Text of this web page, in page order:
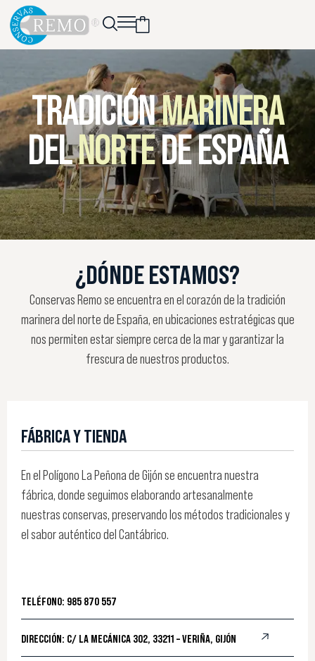
TRADICIÓNMARINERA
DELNORTEDE ESPAÑA
¿DÓNDE ESTAMOS?
Conservas Remo se encuentra en el corazón de la tradición
marinera del norte de España, en ubicaciones estratégicas que
nos permiten estar siempre cerca de la mar y garantizar la
frescura de nuestros productos.
FÁBRICA Y TIENDA
En el Polígono La Peñona de Gijón se encuentra nuestra
fábrica, donde seguimos elaborando artesanalmente
nuestras conservas, preservando los métodos tradicionales y
el sabor auténtico del Cantábrico.
TELÉFONO: 985 870 557
DIRECCIÓN: C/ LA MECÁNICA 302, 33211 – VERIÑA, GIJÓN